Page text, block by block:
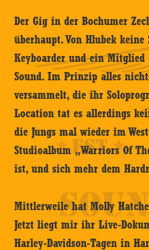
Der Gig in der Bochumer
überhaupt. Von Hlubek
Keyboarder und ein Mitglied
Sound. Im Prinzip alles
versammelt, die ihr
Location tat es allerdings
die Jungs mal wieder im
Studioalbum „Warriors Of
ist, und sich mehr dem
Mittlerweile hat Molly
Jetzt liegt mir ihr Live-
Harley-Davidson-Tagen in